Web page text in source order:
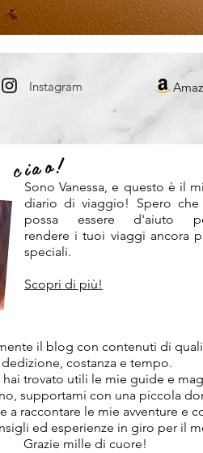
REPUBBLICA CECA
Instagram
ciao!
Sono Vanessa, e questo è il
diario di viaggio! Spero
possa essere d'aiuto
rendere i tuoi viaggi ancora
speciali.
Scopri di più!
il blog con contenuti di
dedizione, costanza e tempo.
trovato utili le mie guide e
supportami con una piccola
a raccontare le mie avventure e
ed esperienze in giro per il
Grazie mille di cuore!